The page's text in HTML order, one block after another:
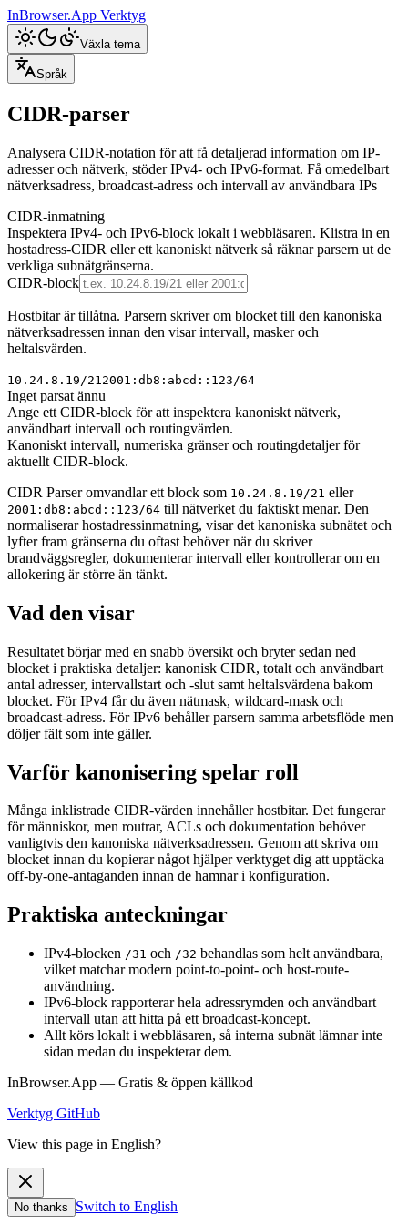
InBrowser.App Verktyg
Växla tema
Språk
CIDR-parser
Analysera CIDR-notation för att få detaljerad information om IP-
adresser och nätverk, stöder IPv4- och IPv6-format. Få omedelbart
nätverksadress, broadcast-adress och intervall av användbara IPs
CIDR-inmatning
Inspektera IPv4- och IPv6-block lokalt i webbläsaren. Klistra in en
hostadress-CIDR eller ett kanoniskt nätverk så räknar parsern ut de
verkliga subnätgränserna.
CIDR-block
Hostbitar är tillåtna. Parsern skriver om blocket till den kanoniska
nätverksadressen innan den visar intervall, masker och
heltalsvärden.
10.24.8.19/21 2001:db8:abcd::123/64
Inget parsat ännu
Ange ett CIDR-block för att inspektera kanoniskt nätverk,
användbart intervall och routingvärden.
Kanoniskt intervall, numeriska gränser och routingdetaljer för
aktuellt CIDR-block.
CIDR Parser omvandlar ett block som 10.24.8.19/21 eller
2001:db8:abcd::123/64 till nätverket du faktiskt menar. Den
normaliserar hostadressinmatning, visar det kanoniska subnätet och
lyfter fram gränserna du oftast behöver när du skriver
brandväggsregler, dokumenterar intervall eller kontrollerar om en
allokering är större än tänkt.
Vad den visar
Resultatet börjar med en snabb översikt och bryter sedan ned
blocket i praktiska detaljer: kanonisk CIDR, totalt och användbart
antal adresser, intervallstart och -slut samt heltalsvärdena bakom
blocket. För IPv4 får du även nätmask, wildcard-mask och
broadcast-adress. För IPv6 behåller parsern samma arbetsflöde men
döljer fält som inte gäller.
Varför kanonisering spelar roll
Många inklistrade CIDR-värden innehåller hostbitar. Det fungerar
för människor, men routrar, ACLs och dokumentation behöver
vanligtvis den kanoniska nätverksadressen. Genom att skriva om
blocket innan du kopierar något hjälper verktyget dig att upptäcka
off-by-one-antaganden innan de hamnar i konfiguration.
Praktiska anteckningar
IPv4-blocken /31 och /32 behandlas som helt användbara,
vilket matchar modern point-to-point- och host-route-
användning.
IPv6-block rapporterar hela adressrymden och användbart
intervall utan att hitta på ett broadcast-koncept.
Allt körs lokalt i webbläsaren, så interna subnät lämnar inte
sidan medan du inspekterar dem.
InBrowser.App — Gratis & öppen källkod
Verktyg GitHub
View this page in English?
No thanks Switch to English